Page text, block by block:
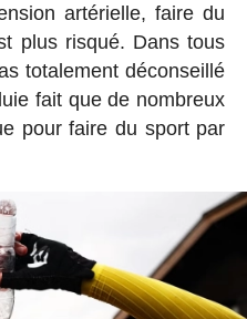
artérielle, faire du
plus risqué. Dans tous
totalement déconseillé
fait que de nombreux
pour faire du sport par